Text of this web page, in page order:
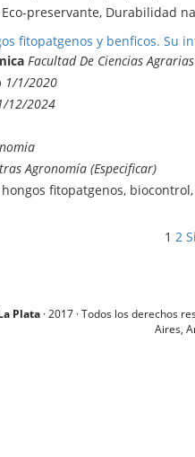
Eco-preservante, Durabilidad
fitopatgenos y benficos. Su
Facultad De Ciencias
1/1/2020
12/2024
Agronomía (Especificar)
hongos fitopatgenos,
1 2
Plata · 2017 · Todos los derechos
Aires,